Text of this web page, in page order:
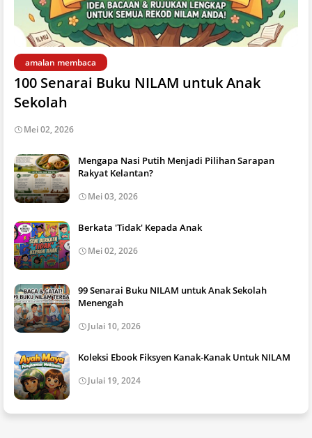
amalan membaca
100 Senarai Buku NILAM untuk Anak
Sekolah
Mei 02, 2026
Mengapa Nasi Putih Menjadi Pilihan Sarapan
Rakyat Kelantan?
Mei 03, 2026
Berkata 'Tidak' Kepada Anak
Mei 02, 2026
99 Senarai Buku NILAM untuk Anak Sekolah
Menengah
Julai 10, 2026
Koleksi Ebook Fiksyen Kanak-Kanak Untuk NILAM
Julai 19, 2024